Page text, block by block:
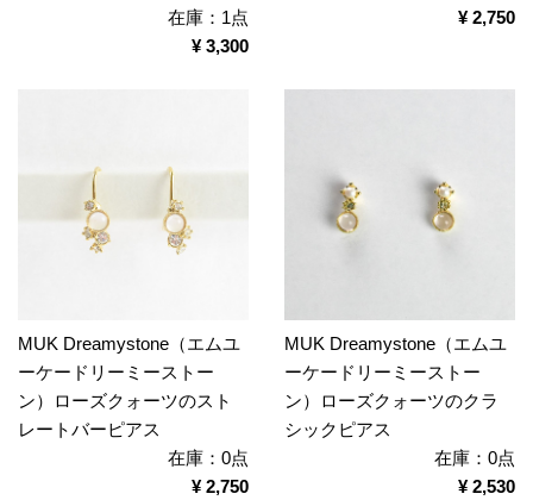
在庫：1点
¥ 3,300
¥ 2,750
MUK Dreamystone（エムユ
ーケードリーミーストー
ン）ローズクォーツのスト
レートバーピアス
在庫：0点
¥ 2,750
MUK Dreamystone（エムユ
ーケードリーミーストー
ン）ローズクォーツのクラ
シックピアス
在庫：0点
¥ 2,530